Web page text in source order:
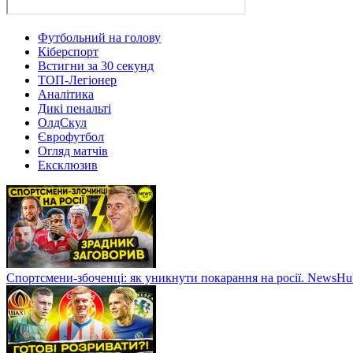
Футбольний на голову
Кіберспорт
Встигни за 30 секунд
ТОП-Легіонер
Аналітика
Дикі пенальті
ОлдСкул
Єврофутбол
Огляд матчів
Ексклюзив
Спортсмени-збоченці: як уникнути покарання на росії.